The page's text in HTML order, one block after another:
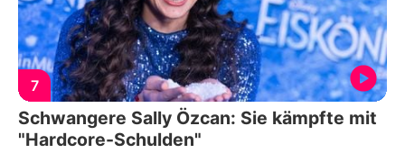
7
Schwangere Sally Özcan: Sie kämpfte mit
"Hardcore-Schulden"